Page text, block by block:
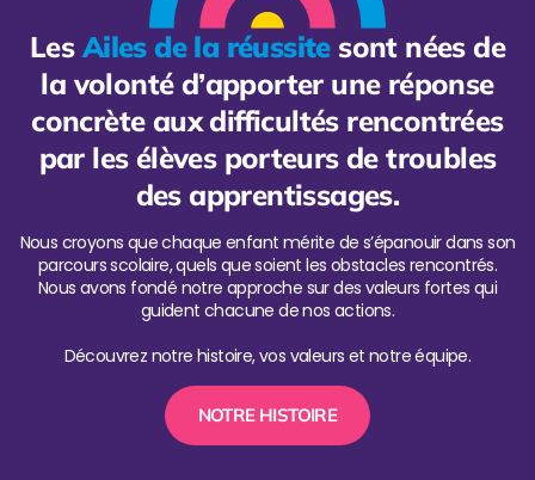
Les Ailes de la réussitesont nées de
la volonté d’apporter une réponse
concrète aux difficultés rencontrées
par les élèves porteurs de troubles
des apprentissages.
Nous croyons que chaque enfant mérite de s’épanouir dans son
parcours scolaire, quels que soient les obstacles rencontrés.
Nous avons fondé notre approche sur des valeurs fortes qui
guident chacune de nos actions.
Découvrez notre histoire, vos valeurs et notre équipe.
NOTRE HISTOIRE